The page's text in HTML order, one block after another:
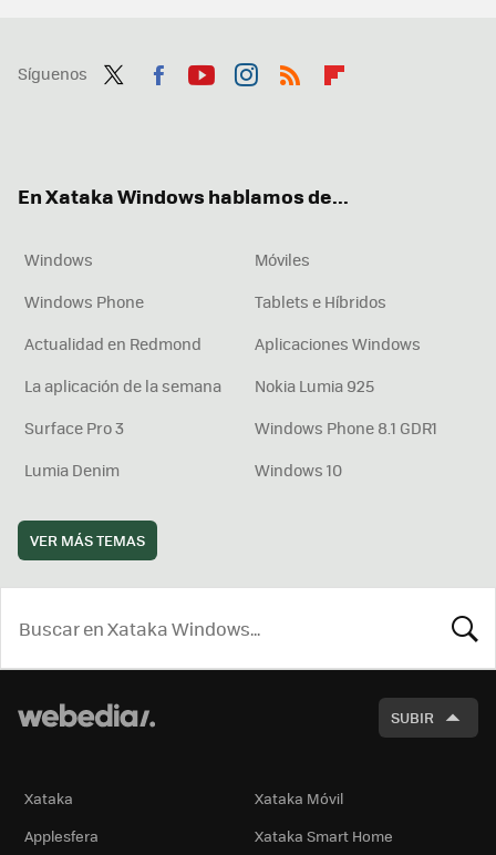
Síguenos
En Xataka Windows hablamos de...
Windows
Móviles
Windows Phone
Tablets e Híbridos
Actualidad en Redmond
Aplicaciones Windows
La aplicación de la semana
Nokia Lumia 925
Surface Pro 3
Windows Phone 8.1 GDR1
Lumia Denim
Windows 10
VER MÁS TEMAS
SUBIR
Xataka
Xataka Móvil
Applesfera
Xataka Smart Home